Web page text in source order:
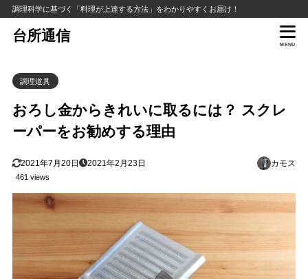
調理科学に基づく「料理が上達する方法」をわかりやすくお届け！
台所通信
MENU
調理道具
おろし金からきれいに取るには？ スクレ
ーパーをお勧めする理由
2021年7月20日 2021年2月23日 カモス
461 views